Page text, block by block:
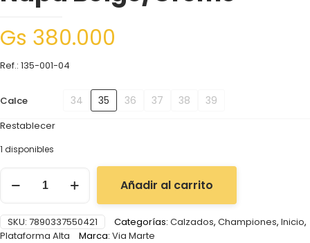
Gs 380.000
Ref.: 135-001-04
Calce 34 35 36 37 38 39
Restablecer
1 disponibles
Añadir al carrito
SKU: 7890337550421 Categorías: Calzados, Championes, Inicio,
Plataforma Alta
Marca: Via Marte